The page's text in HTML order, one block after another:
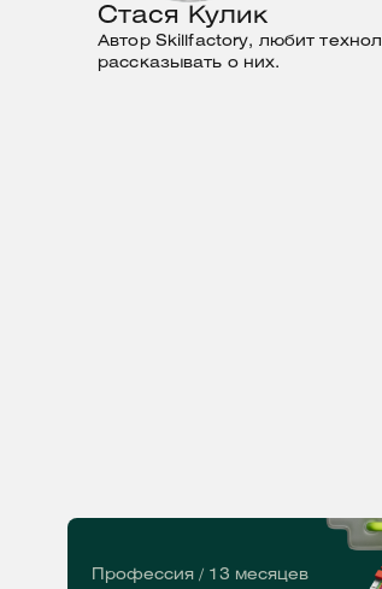
Стася Кулик
Автор Skillfactory, любит
рассказывать о них.
Профессия / 13 месяцев